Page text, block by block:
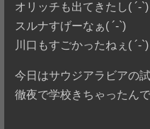
オリッチも出てきたし( ´-`)
スルナすげーなぁ( ´-`)
川口もすごかったねぇ( ´-`)
今日はサウジアラビアの
徹夜で学校きちゃったん